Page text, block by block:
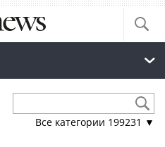
Все категории 199231 ▼